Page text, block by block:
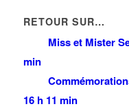
RETOUR SUR…
Miss et Mister
min
16 h 11 min